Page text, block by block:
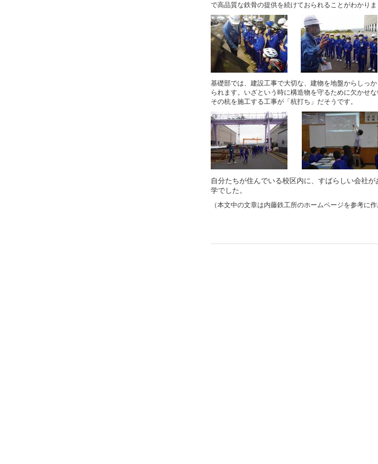
で高品質な鉄骨の提供を続けておられることがわかりま
基礎部では、建設工事で大切な、建物を地盤からしっ
られます。いざという時に構造物を守るために欠かせ
その杭を施工する工事が「杭打ち」だそうです。
自分たちが住んでいる校区内に、すばらしい会社
学でした。
（本文中の文章は内藤鉄工所のホームページを参考に作